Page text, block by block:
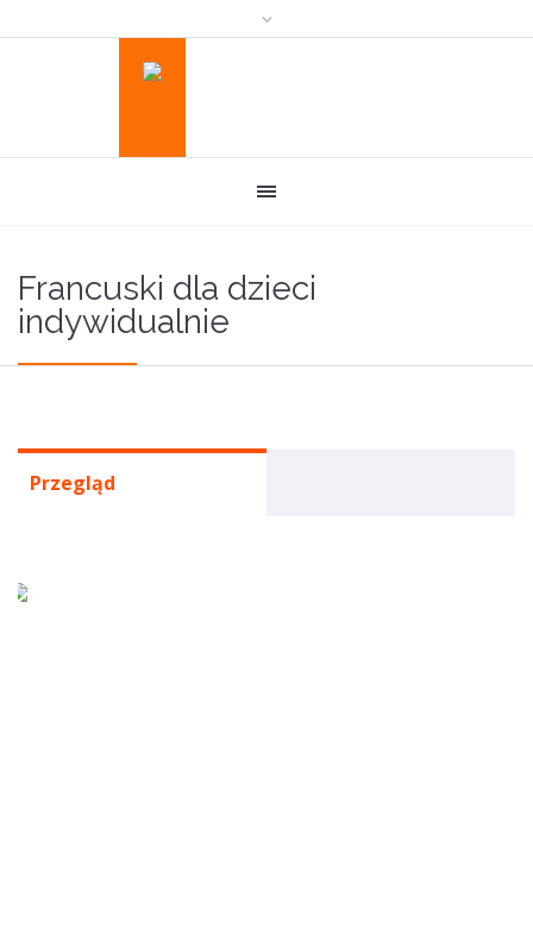
Francuski dla dzieci
indywidualnie
Przegląd